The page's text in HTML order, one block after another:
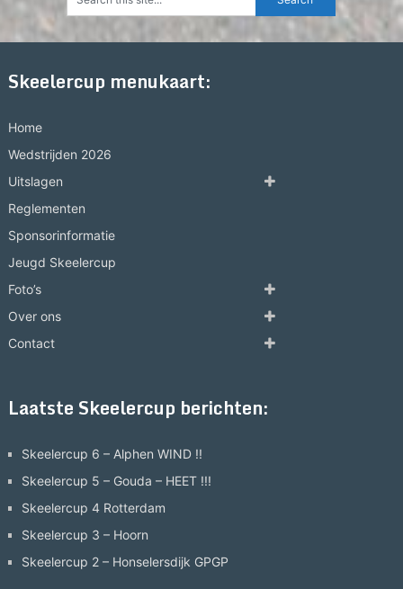
Skeelercup menukaart:
Home
Wedstrijden 2026
Uitslagen
Reglementen
Sponsorinformatie
Jeugd Skeelercup
Foto’s
Over ons
Contact
Laatste Skeelercup berichten:
Skeelercup 6 – Alphen WIND !!
Skeelercup 5 – Gouda – HEET !!!
Skeelercup 4 Rotterdam
Skeelercup 3 – Hoorn
Skeelercup 2 – Honselersdijk GPGP